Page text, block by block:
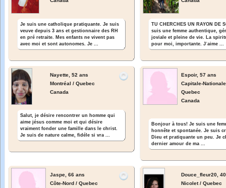
Je suis une catholique pratiquante. Je suis
veuve depuis 3 ans et gestionnaire des RH
en pré retraite. Mes enfants ne vivent pas
avec moi et sont autonomes. Je ...
TU CHERCHES UN RAYON DE
suis une femme authentique,
joviale et pleine de vie. La
pour moi, importante. Jʾaime ...
Nayette, 52 ans
Montréal / Quebec
Canada
Salut, je désire rencontrer un homme qui
aime jésus comme moi et qui désire
vraiment fonder une famille dans le christ.
Je suis de nature calme, fidéle si vra ...
Espoir, 57 ans
Capitale-
Quebec
Canada
Bonjour à tous! Je suis une
honnête et spontanée. Je suis
Dieu et pratiquante un peu. Je
dernier amour de ma ...
Jaspe, 66 ans
Côte-Nord / Quebec
Douce_fleur20,
Nicolet / Quebec